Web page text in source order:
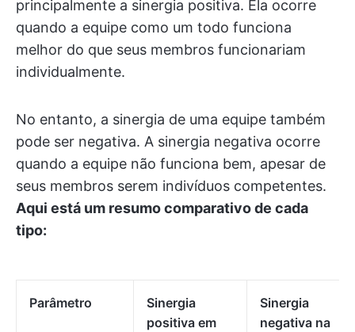
principalmente a sinergia positiva. Ela ocorre
quando a equipe como um todo funciona
melhor do que seus membros funcionariam
individualmente.
No entanto, a sinergia de uma equipe também
pode ser negativa. A sinergia negativa ocorre
quando a equipe não funciona bem, apesar de
seus membros serem indivíduos competentes.
Aqui está um resumo comparativo de cada
tipo:
Parâmetro
Sinergia
positiva em
Sinergia
negativa na